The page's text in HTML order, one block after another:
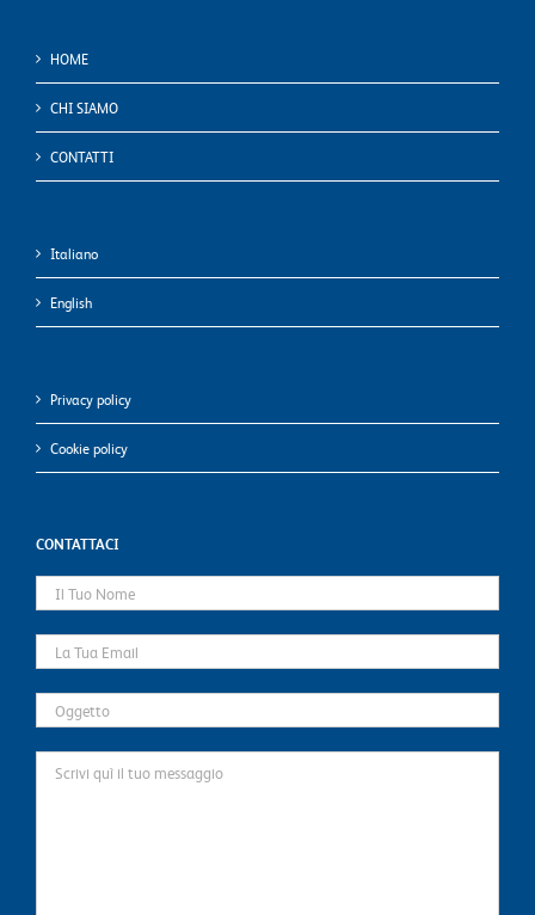
HOME
CHI SIAMO
CONTATTI
Italiano
English
Privacy policy
Cookie policy
CONTATTACI